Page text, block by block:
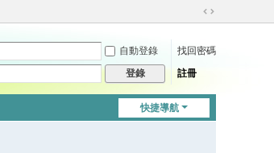
切
到
自動登錄
找回密碼
登錄 註冊
快捷導航